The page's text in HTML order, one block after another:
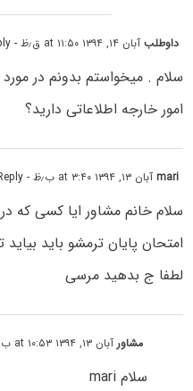
داوطلبآبان ۱۴, ۱۳۹۴ at ۱۱:۵۰ ق٫ظ - Reply
سلام . میخواستم بدونم در
امور خارجه اطلاعاتی دارید؟
mariآبان ۱۳, ۱۳۹۴ at ۳:۴۰ ب٫ظ - Reply
سلام خانم مشاور ایا کسی که
امتحان پایان ترمشو باید
لطفا ج بدهید مرسی
مشاورآبان ۱۳, ۱۳۹۴ at ۱۰:۵۳ ب٫ظ
سلام mari